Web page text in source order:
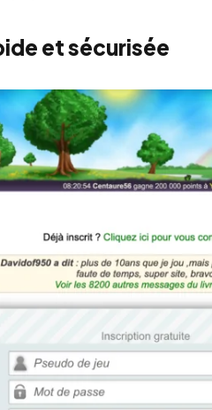
et sécurisée